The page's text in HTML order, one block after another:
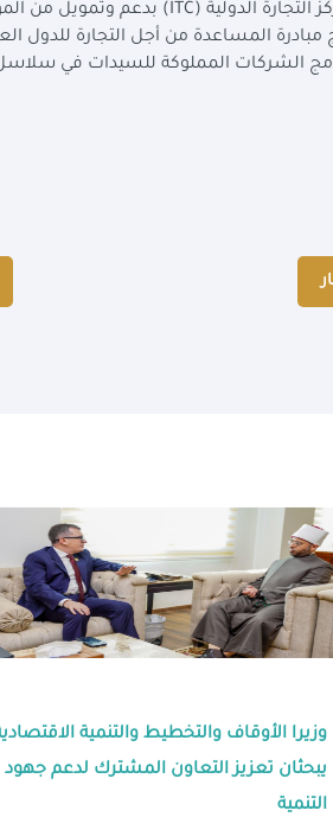
التجارة الدولية (ITC) بدعم وتمويل من
المساعدة من أجل التجارة للدول
ويهدف بشكل رئيس إلى دمج الشركات المملوكة للسيدات في
وزيرا الأوقاف والتخطيط والتنمية
يبحثان تعزيز التعاون المشترك لدعم جهود
التنمية